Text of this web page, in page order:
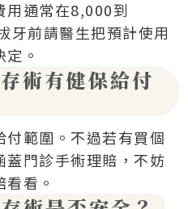
用通常在8,000到
牙前請醫生把預計使用
。
術有健保給付
範圍。不過若有買個
門診手術理賠，不妨
看。